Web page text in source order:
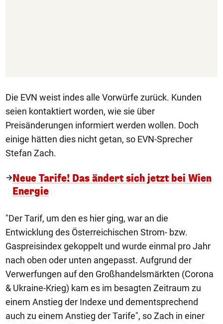
Die EVN weist indes alle Vorwürfe zurück. Kunden
seien kontaktiert worden, wie sie über
Preisänderungen informiert werden wollen. Doch
einige hätten dies nicht getan, so EVN-Sprecher
Stefan Zach.
Neue Tarife! Das ändert sich jetzt bei Wien
Energie
"Der Tarif, um den es hier ging, war an die
Entwicklung des Österreichischen Strom- bzw.
Gaspreisindex gekoppelt und wurde einmal pro Jahr
nach oben oder unten angepasst. Aufgrund der
Verwerfungen auf den Großhandelsmärkten (Corona
& Ukraine-Krieg) kam es im besagten Zeitraum zu
einem Anstieg der Indexe und dementsprechend
auch zu einem Anstieg der Tarife", so Zach in einer